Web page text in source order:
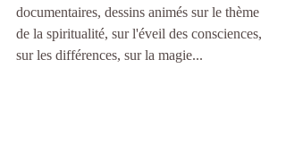
documentaires, dessins animés sur le thème
de la spiritualité, sur l'éveil des consciences,
sur les différences, sur la magie...